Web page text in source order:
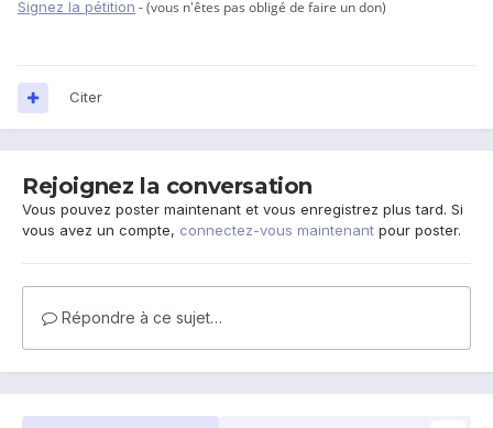
Signez la pétition - (vous n'êtes pas obligé de faire un don)
Citer
Rejoignez la conversation
Vous pouvez poster maintenant et vous enregistrez plus tard. Si
vous avez un compte, connectez-vous maintenant pour poster.
Répondre à ce sujet…